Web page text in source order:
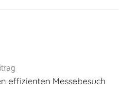
effizienten Messebesuch